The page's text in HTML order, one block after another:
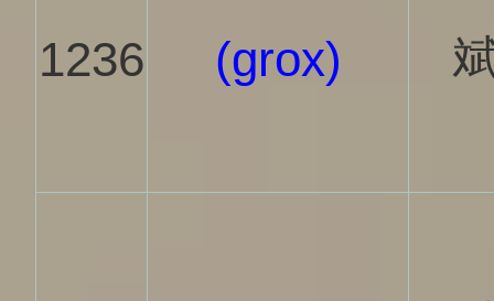
1236 (grox)